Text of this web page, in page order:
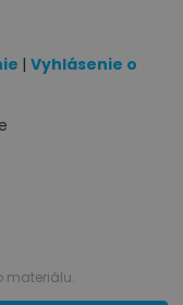
| Vyhlásenie o
materiálu.